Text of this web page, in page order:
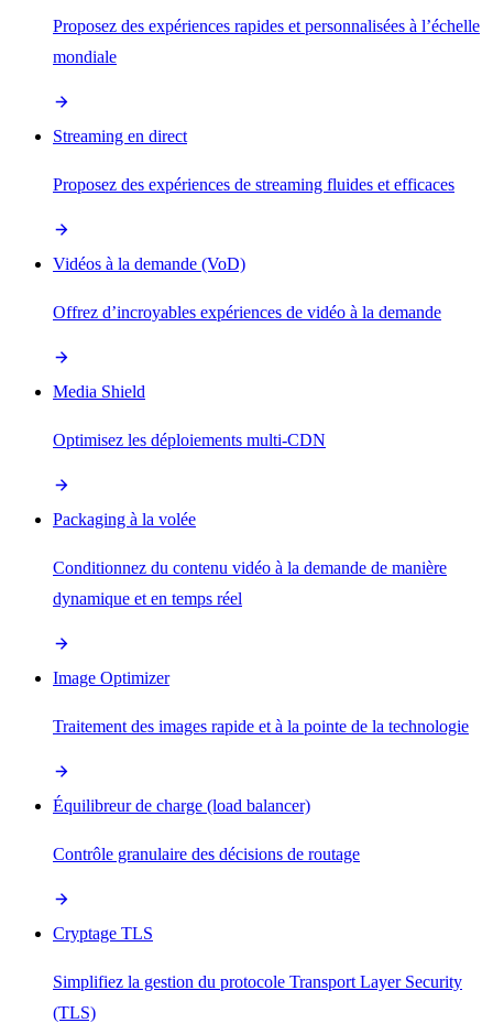
Proposez des expériences rapides et personnalisées à l’échelle
mondiale
Streaming en direct
Proposez des expériences de streaming fluides et efficaces
Vidéos à la demande (VoD)
Offrez d’incroyables expériences de vidéo à la demande
Media Shield
Optimisez les déploiements multi-CDN
Packaging à la volée
Conditionnez du contenu vidéo à la demande de manière
dynamique et en temps réel
Image Optimizer
Traitement des images rapide et à la pointe de la technologie
Équilibreur de charge (load balancer)
Contrôle granulaire des décisions de routage
Cryptage TLS
Simplifiez la gestion du protocole Transport Layer Security
(TLS)